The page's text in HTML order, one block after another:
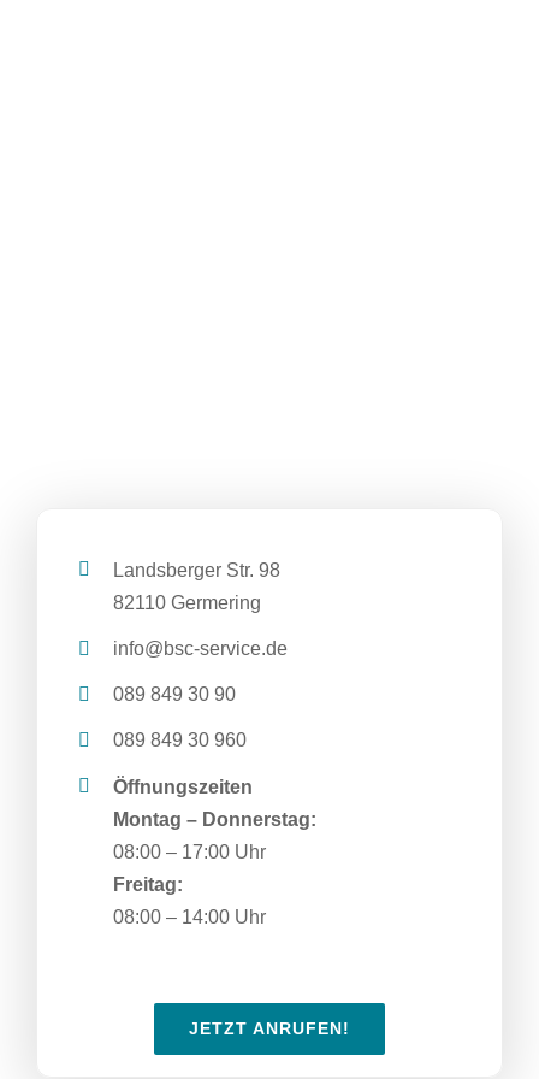
Landsberger Str. 98
82110 Germering
info@bsc-service.de
089 849 30 90
089 849 30 960
Öffnungszeiten
Montag – Donnerstag:
08:00 – 17:00 Uhr
Freitag:
08:00 – 14:00 Uhr
JETZT ANRUFEN!